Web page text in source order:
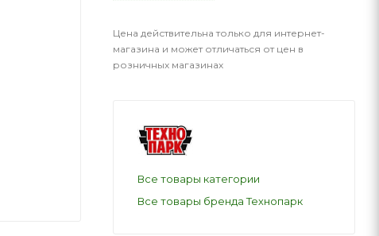
Цена действительна только для интернет-
магазина и может отличаться от цен в
розничных магазинах
Все товары категории
Все товары бренда Технопарк